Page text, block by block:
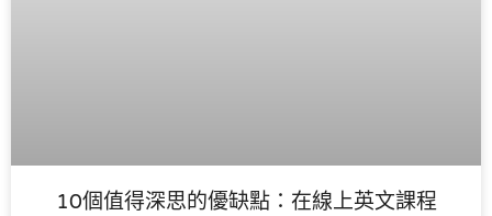
10個值得深思的優缺點：在線上英文課程